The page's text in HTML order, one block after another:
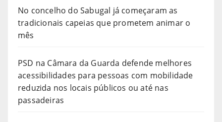
No concelho do Sabugal já começaram as
tradicionais capeias que prometem animar o
mês
PSD na Câmara da Guarda defende melhores
acessibilidades para pessoas com mobilidade
reduzida nos locais públicos ou até nas
passadeiras